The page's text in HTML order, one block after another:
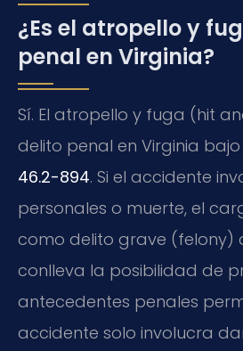
¿Es el atropello y
penal en Virginia?
Sí. El atropello y fuga (hit
delito penal en Virginia bajo
46.2-894. Si el accidente
personales o muerte, el
como delito grave (felony)
conlleva la posibilidad de
antecedentes penales
accidente solo involucra